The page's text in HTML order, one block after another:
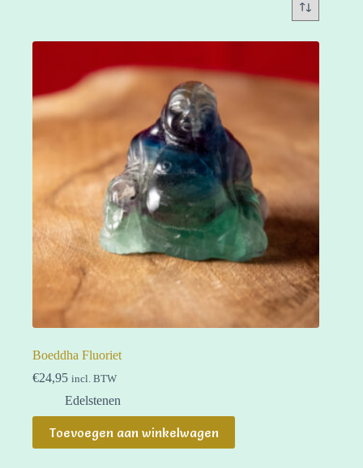
Boeddha Fluoriet
€24,95 incl. BTW
Edelstenen
Toevoegen aan winkelwagen